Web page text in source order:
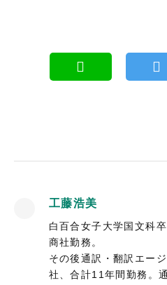
工藤浩美
白百合女子大学国文科
商社勤務。
その後通訳・翻訳エー
社、合計11年間勤務。